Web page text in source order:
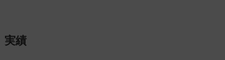
実績